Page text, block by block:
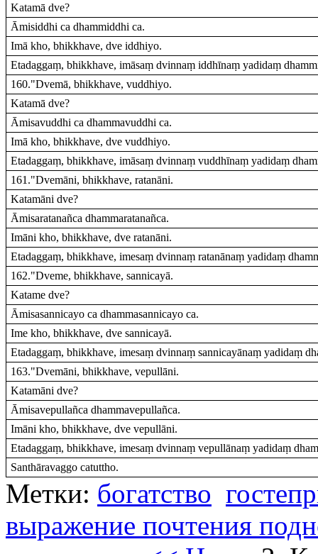
Katamā dve?
Āmisiddhi ca dhammiddhi ca.
Imā kho, bhikkhave, dve iddhiyo.
Etadaggaṃ, bhikkhave, imāsaṃ dvinnaṃ iddhīnaṃ yadidaṃ
160."Dvemā, bhikkhave, vuddhiyo.
Katamā dve?
Āmisavuddhi ca dhammavuddhi ca.
Imā kho, bhikkhave, dve vuddhiyo.
Etadaggaṃ, bhikkhave, imāsaṃ dvinnaṃ vuddhīnaṃ yadidaṃ
161."Dvemāni, bhikkhave, ratanāni.
Katamāni dve?
Āmisaratanañca dhammaratanañca.
Imāni kho, bhikkhave, dve ratanāni.
Etadaggaṃ, bhikkhave, imesaṃ dvinnaṃ ratanānaṃ yadidaṃ
162."Dveme, bhikkhave, sannicayā.
Katame dve?
Āmisasannicayo ca dhammasannicayo ca.
Ime kho, bhikkhave, dve sannicayā.
Etadaggaṃ, bhikkhave, imesaṃ dvinnaṃ sannicayānaṃ yadidaṃ
163."Dvemāni, bhikkhave, vepullāni.
Katamāni dve?
Āmisavepullañca dhammavepullañca.
Imāni kho, bhikkhave, dve vepullāni.
Etadaggaṃ, bhikkhave, imesaṃ dvinnaṃ vepullānaṃ yadidaṃ
Santhāravaggo catuttho.
Метки: богатство
выражение почтения